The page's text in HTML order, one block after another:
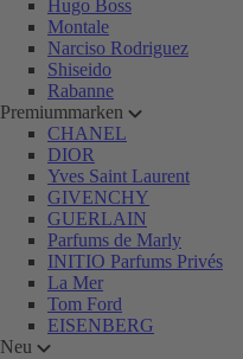
Hugo Boss
Montale
Narciso Rodriguez
Shiseido
Rabanne
Premiummarken
CHANEL
DIOR
Yves Saint Laurent
GIVENCHY
GUERLAIN
Parfums de Marly
INITIO Parfums Privés
La Mer
Tom Ford
EISENBERG
Neu